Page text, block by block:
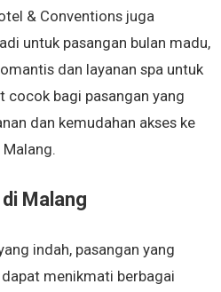
& Conventions juga
untuk pasangan bulan madu,
dan layanan spa untuk
cocok bagi pasangan yang
dan kemudahan akses ke
Malang
indah, pasangan yang
menikmati berbagai